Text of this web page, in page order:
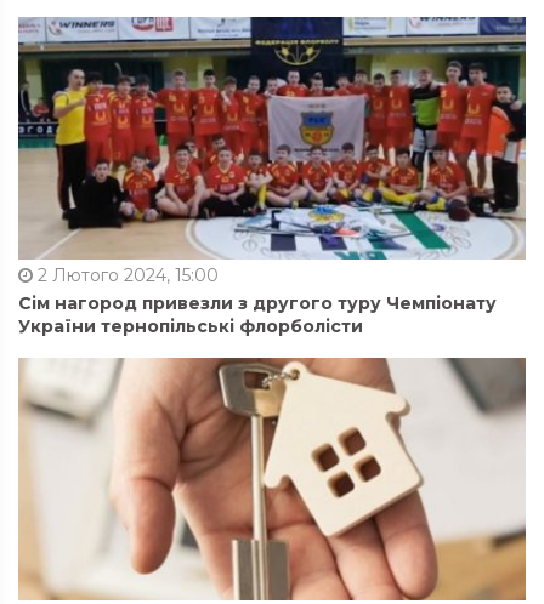
2 Лютого 2024, 15:00
Сім нагород привезли з другого туру Чемпіонату
України тернопільські флорболісти